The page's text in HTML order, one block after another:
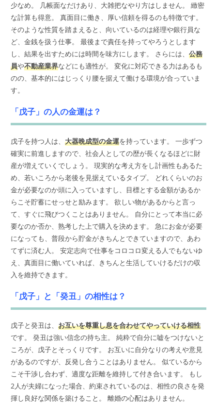
少なめ。 几帳面なだけあり、大雑把なやり方はしません。 緻密
な計算も得意。 真面目に働き、厚い信頼を得るのも特徴です。
そのような性質を踏まえると、向いているのは経理や銀行員な
ど、金銭を扱う仕事。 最後まで責任を持ってやろうとします
し、結果を出すためには時間を味方にします。 さらには、公務
員や不動産業界などにも適性が。 変化に対応できる力はあるも
のの、基本的にはじっくり腰を据えて働ける環境が合っていま
す。
「戊子」の人の金運は？
戊子を持つ人は、大器晩成型の金運を持っています。 一歩ずつ
確実に前進しますので、社会人としての歴が長くなるほどに財
産が増えていくでしょう。 現実的な考え方をし計画性もあるた
め、若いころから老後を見据えているタイプ。 どれくらいのお
金が必要なのか頭に入っていますし、目標とする金額があるか
らこそ貯蓄にせっせと励みます。 欲しい物があるからと言っ
て、すぐに飛びつくことはありません。 自分にとって本当に必
要なのか否か、熟考した上で購入を決めます。 急にお金が必要
になっても、普段から貯金がきちんとできていますので、あわ
てずに済む人。 安定志向で仕事をコロコロ変える人でもないゆ
え、真面目に働いていれば、きちんと生活していけるだけの収
入を維持できます。
「戊子」と「癸丑」の相性は？
戊子と癸丑は、お互いを尊重し息を合わせてやっていける相性
です。 癸丑は強い信念の持ち主。 純粋で自分に嘘をつけないと
ころが、戊子とそっくりです。 お互いに自分なりの考えや意見
があるのですが、反発し合うことはありません。 似ているから
こそ干渉し合わず、適度な距離を維持して付き合います。 もし
2人が夫婦になった場合、約束されているのは、相性の良さを発
揮し良好な関係を築けること。 離婚の心配はありません。